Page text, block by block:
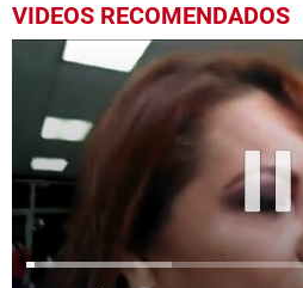
VIDEOS RECOMENDADOS